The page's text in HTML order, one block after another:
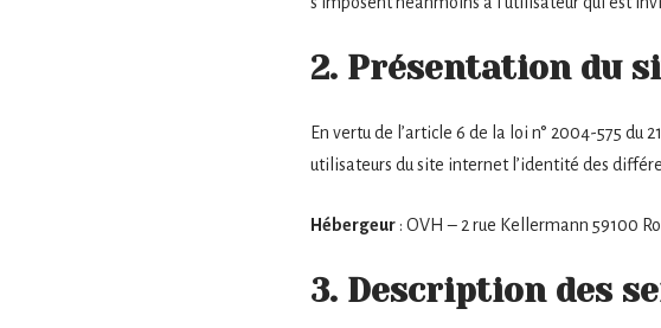
2. Présentation du
En vertu de l’article 6 de la loi n° 2004-575 du
utilisateurs du site internet l’identité des
Hébergeur : OVH – 2 rue Kellermann 59100
3. Description des